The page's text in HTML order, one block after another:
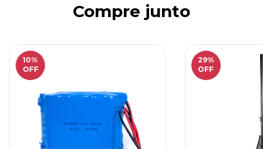
Compre junto
10%
OFF
29%
OFF